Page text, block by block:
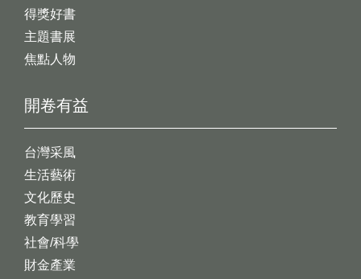
開卷有益
台灣采風
生活藝術
文化歷史
教育學習
社會/科學
財金產業
得獎好書
主題書展
焦點人物